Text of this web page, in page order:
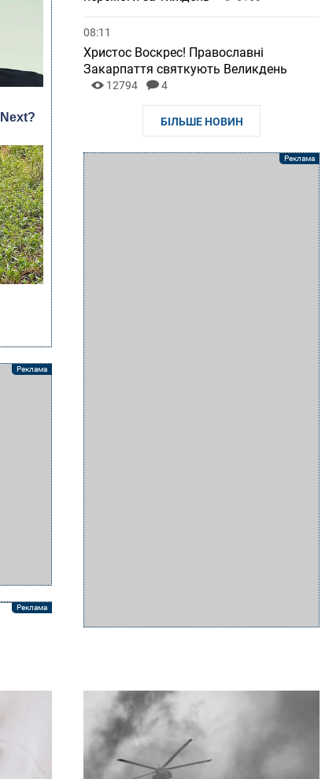
08:11
Христос Воскрес! Православні
Закарпаття святкують Великдень
12794 4
БІЛЬШЕ НОВИН